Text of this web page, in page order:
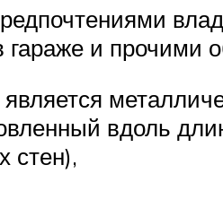
и прочими
вдоль
стен),